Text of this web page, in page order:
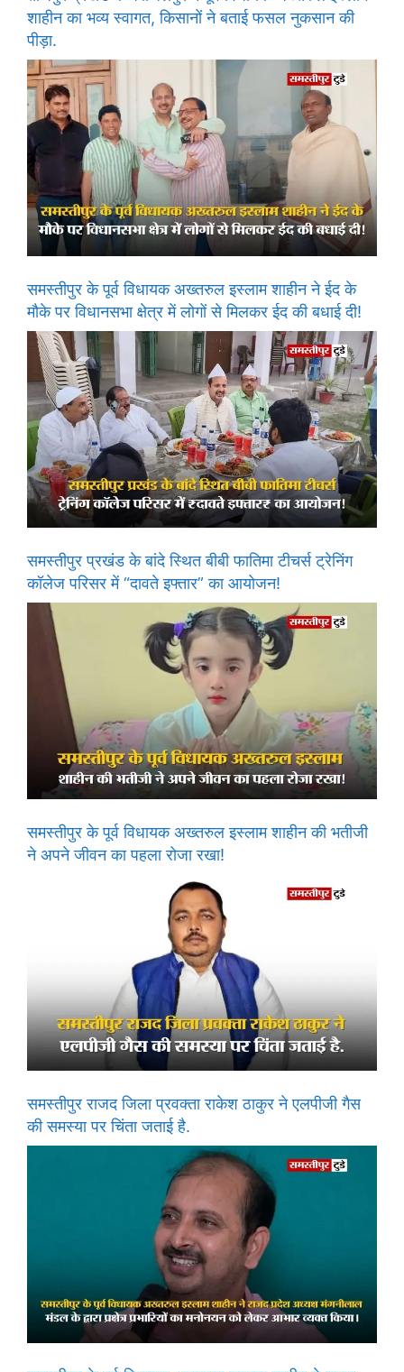
शाहीन का भव्य स्वागत, किसानों ने बताई फसल नुकसान की
पीड़ा.
समस्तीपुर के पूर्व विधायक अख्तरुल इस्लाम शाहीन ने ईद के
मौके पर विधानसभा क्षेत्र में लोगों से मिलकर ईद की बधाई दी!
समस्तीपुर प्रखंड के बांदे स्थित बीबी फातिमा टीचर्स ट्रेनिंग
कॉलेज परिसर में “दावते इफ्तार” का आयोजन!
समस्तीपुर के पूर्व विधायक अख्तरुल इस्लाम शाहीन की भतीजी
ने अपने जीवन का पहला रोजा रखा!
समस्तीपुर राजद जिला प्रवक्ता राकेश ठाकुर ने एलपीजी गैस
की समस्या पर चिंता जताई है.